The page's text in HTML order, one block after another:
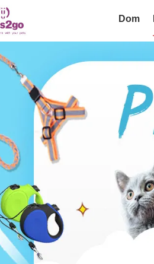
Dom